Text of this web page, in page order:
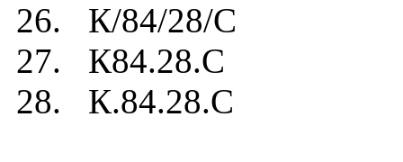
26. К/84/28/C
27. К84.28.C
28. К.84.28.C